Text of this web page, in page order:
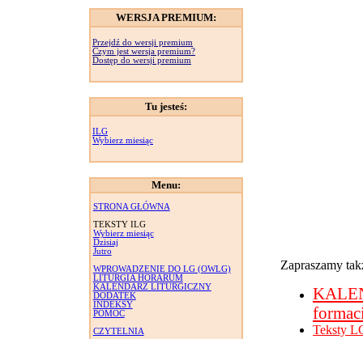
WERSJA PREMIUM:
Przejdź do wersji premium
Czym jest wersja premium?
Dostęp do wersji premium
Tu jesteś:
ILG
Wybierz miesiąc
Menu:
STRONA GŁÓWNA
TEKSTY ILG
Wybierz miesiąc
Dzisiaj
Jutro
WPROWADZENIE DO LG (OWLG)
LITURGIA HORARUM
KALENDARZ LITURGICZNY
DODATEK
INDEKSY
POMOC
CZYTELNIA
Zapraszamy
Teksty